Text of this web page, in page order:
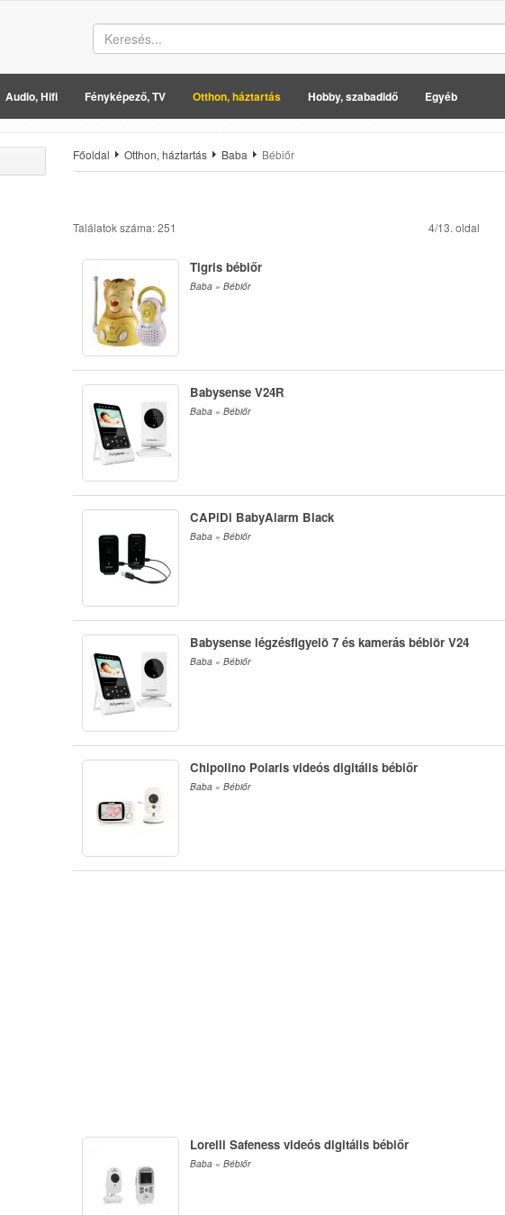
Audio, Hifi Fényképező, TV Otthon, háztartás Hobby, szabadidő Egyéb
Főoldal Otthon, háztartás Baba Bébiőr
Találatok száma: 251
4/13. oldal
Tigris bébiőr
Baba » Bébiőr
Babysense V24R
Baba » Bébiőr
CAPiDi BabyAlarm Black
Baba » Bébiőr
Babysense légzésfigyelõ 7 és kamerás bébiõr V24
Baba » Bébiőr
Chipolino Polaris videós digitális bébiőr
Baba » Bébiőr
Lorelli Safeness videós digitális bébiőr
Baba » Bébiőr